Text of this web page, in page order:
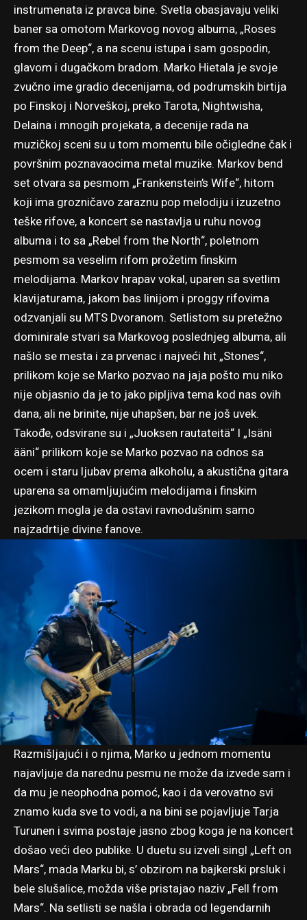
instrumenata iz pravca bine. Svetla obasjavaju veliki
baner sa omotom Markovog novog albuma, „Roses
from the Deep“, a na scenu istupa i sam gospodin,
glavom i dugačkom bradom. Marko Hietala je svoje
zvučno ime gradio decenijama, od podrumskih birtija
po Finskoj i Norveškoj, preko Tarota, Nightwisha,
Delaina i mnogih projekata, a decenije rada na
muzičkoj sceni su u tom momentu bile očigledne čak i
površnim poznavaocima metal muzike. Markov bend
set otvara sa pesmom „Frankenstein’s Wife“, hitom
koji ima grozničavo zaraznu pop melodiju i izuzetno
teške rifove, a koncert se nastavlja u ruhu novog
albuma i to sa „Rebel from the North“, poletnom
pesmom sa veselim rifom prožetim finskim
melodijama. Markov hrapav vokal, uparen sa svetlim
klavijaturama, jakom bas linijom i proggy rifovima
odzvanjali su MTS Dvoranom. Setlistom su pretežno
dominirale stvari sa Markovog poslednjeg albuma, ali
našlo se mesta i za prvenac i najveći hit „Stones“,
prilikom koje se Marko pozvao na jaja pošto mu niko
nije objasnio da je to jako pipljiva tema kod nas ovih
dana, ali ne brinite, nije uhapšen, bar ne još uvek.
Takođe, odsvirane su i „Juoksen rautateitä“ I „Isäni
ääni“ prilikom koje se Marko pozvao na odnos sa
ocem i staru ljubav prema alkoholu, a akustična gitara
uparena sa omamljujućim melodijama i finskim
jezikom mogla je da ostavi ravnodušnim samo
najzadrtije divine fanove.
Razmišljajući i o njima, Marko u jednom momentu
najavljuje da narednu pesmu ne može da izvede sam i
da mu je neophodna pomoć, kao i da verovatno svi
znamo kuda sve to vodi, a na bini se pojavljuje Tarja
Turunen i svima postaje jasno zbog koga je na koncert
došao veći deo publike. U duetu su izveli singl „Left on
Mars“, mada Marku bi, s’ obzirom na bajkerski prsluk i
bele slušalice, možda više pristajao naziv „Fell from
Mars“. Na setlisti se našla i obrada od legendarnih